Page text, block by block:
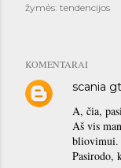
žymės: tendencijos
KOMENTARAI
scania
A, čia,
Aš vis
bliovimui.
Pasirodo,